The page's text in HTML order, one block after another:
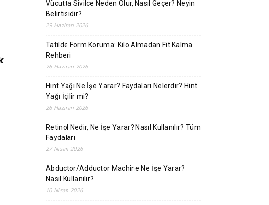
Vücutta Sivilce Neden Olur, Nasıl Geçer? Neyin
Belirtisidir?
29 Haziran 2026
Tatilde Form Koruma: Kilo Almadan Fit Kalma
Rehberi
26 Haziran 2026
Hint Yağı Ne İşe Yarar? Faydaları Nelerdir? Hint
Yağı İçilir mi?
26 Haziran 2026
Retinol Nedir, Ne İşe Yarar? Nasıl Kullanılır? Tüm
Faydaları
27 Nisan 2026
Abductor/Adductor Machine Ne İşe Yarar?
Nasıl Kullanılır?
10 Nisan 2026